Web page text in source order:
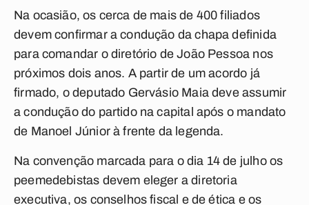
Na ocasião, os cerca de mais de 400 filiados
devem confirmar a condução da chapa definida
para comandar o diretório de João Pessoa nos
próximos dois anos. A partir de um acordo já
firmado, o deputado Gervásio Maia deve assumir
a condução do partido na capital após o mandato
de Manoel Júnior à frente da legenda.
Na convenção marcada para o dia 14 de julho os
peemedebistas devem eleger a diretoria
executiva, os conselhos fiscal e de ética e os